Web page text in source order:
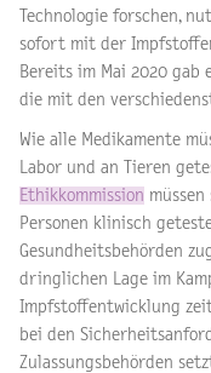
Technologie forschen,
sofort mit der
Bereits im Mai 2020
die mit den
Wie alle Medikamente
Labor und an Tieren
Ethikkommission
Personen klinisch
Gesundheitsbehörden
dringlichen Lage im
Impfstoffentwicklung
bei den
Zulassungsbehörden